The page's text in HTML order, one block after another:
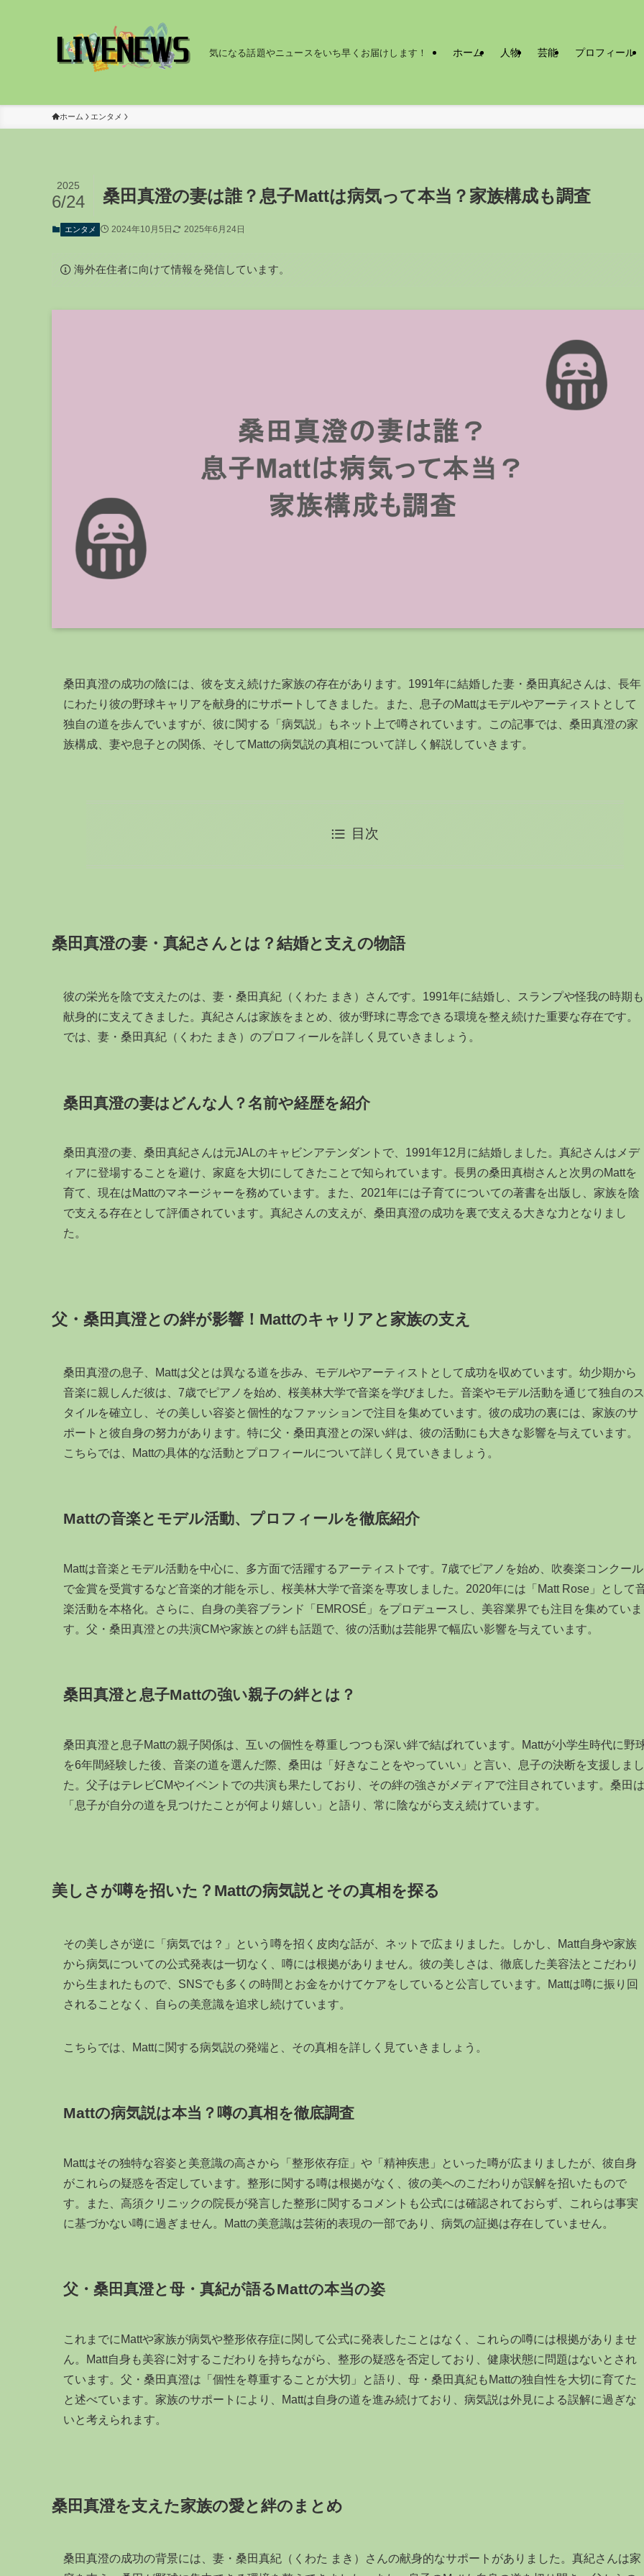
気になる話題やニュースをいち早くお届けします！ ホーム 人物 芸能 プロフィール
ホーム エンタメ
桑田真澄の妻は誰？息子Mattは病気って本当？家族構成も調査
2025
6/24
エンタメ 2024年10月5日 2025年6月24日
海外在住者に向けて情報を発信しています。
桑田真澄の成功の陰には、彼を支え続けた家族の存在があります。1991年に結婚した妻・桑田真紀さんは、長年
にわたり彼の野球キャリアを献身的にサポートしてきました。また、息子のMattはモデルやアーティストとして
独自の道を歩んでいますが、彼に関する「病気説」もネット上で噂されています。この記事では、桑田真澄の家
族構成、妻や息子との関係、そしてMattの病気説の真相について詳しく解説していきます。
目次
桑田真澄の妻・真紀さんとは？結婚と支えの物語
彼の栄光を陰で支えたのは、妻・桑田真紀（くわた まき）さんです。1991年に結婚し、スランプや怪我の時期も
献身的に支えてきました。真紀さんは家族をまとめ、彼が野球に専念できる環境を整え続けた重要な存在です。
では、妻・桑田真紀（くわた まき）のプロフィールを詳しく見ていきましょう。
桑田真澄の妻はどんな人？名前や経歴を紹介
桑田真澄の妻、桑田真紀さんは元JALのキャビンアテンダントで、1991年12月に結婚しました。真紀さんはメデ
ィアに登場することを避け、家庭を大切にしてきたことで知られています。長男の桑田真樹さんと次男のMattを
育て、現在はMattのマネージャーを務めています。また、2021年には子育てについての著書を出版し、家族を陰
で支える存在として評価されています。真紀さんの支えが、桑田真澄の成功を裏で支える大きな力となりまし
た。
父・桑田真澄との絆が影響！Mattのキャリアと家族の支え
桑田真澄の息子、Mattは父とは異なる道を歩み、モデルやアーティストとして成功を収めています。幼少期から
音楽に親しんだ彼は、7歳でピアノを始め、桜美林大学で音楽を学びました。音楽やモデル活動を通じて独自のス
タイルを確立し、その美しい容姿と個性的なファッションで注目を集めています。彼の成功の裏には、家族のサ
ポートと彼自身の努力があります。特に父・桑田真澄との深い絆は、彼の活動にも大きな影響を与えています。
こちらでは、Mattの具体的な活動とプロフィールについて詳しく見ていきましょう。
Mattの音楽とモデル活動、プロフィールを徹底紹介
Mattは音楽とモデル活動を中心に、多方面で活躍するアーティストです。7歳でピアノを始め、吹奏楽コンクール
で金賞を受賞するなど音楽的才能を示し、桜美林大学で音楽を専攻しました。2020年には「Matt Rose」として
楽活動を本格化。さらに、自身の美容ブランド「EMROSÉ」をプロデュースし、美容業界でも注目を集めていま
す。父・桑田真澄との共演CMや家族との絆も話題で、彼の活動は芸能界で幅広い影響を与えています。
桑田真澄と息子Mattの強い親子の絆とは？
桑田真澄と息子Mattの親子関係は、互いの個性を尊重しつつも深い絆で結ばれています。Mattが小学生時代に野
を6年間経験した後、音楽の道を選んだ際、桑田は「好きなことをやっていい」と言い、息子の決断を支援しまし
た。父子はテレビCMやイベントでの共演も果たしており、その絆の強さがメディアで注目されています。桑田は
「息子が自分の道を見つけたことが何より嬉しい」と語り、常に陰ながら支え続けています。
美しさが噂を招いた？Mattの病気説とその真相を探る
その美しさが逆に「病気では？」という噂を招く皮肉な話が、ネットで広まりました。しかし、Matt自身や家族
から病気についての公式発表は一切なく、噂には根拠がありません。彼の美しさは、徹底した美容法とこだわり
から生まれたもので、SNSでも多くの時間とお金をかけてケアをしていると公言しています。Mattは噂に振り回
されることなく、自らの美意識を追求し続けています。
こちらでは、Mattに関する病気説の発端と、その真相を詳しく見ていきましょう。
Mattの病気説は本当？噂の真相を徹底調査
Mattはその独特な容姿と美意識の高さから「整形依存症」や「精神疾患」といった噂が広まりましたが、彼自身
がこれらの疑惑を否定しています。整形に関する噂は根拠がなく、彼の美へのこだわりが誤解を招いたもので
す。また、高須クリニックの院長が発言した整形に関するコメントも公式には確認されておらず、これらは事実
に基づかない噂に過ぎません。Mattの美意識は芸術的表現の一部であり、病気の証拠は存在していません。
父・桑田真澄と母・真紀が語るMattの本当の姿
これまでにMattや家族が病気や整形依存症に関して公式に発表したことはなく、これらの噂には根拠がありませ
ん。Matt自身も美容に対するこだわりを持ちながら、整形の疑惑を否定しており、健康状態に問題はないとされ
ています。父・桑田真澄は「個性を尊重することが大切」と語り、母・桑田真紀もMattの独自性を大切に育てた
と述べています。家族のサポートにより、Mattは自身の道を進み続けており、病気説は外見による誤解に過ぎな
いと考えられます。
桑田真澄を支えた家族の愛と絆のまとめ
桑田真澄の成功の背景には、妻・桑田真紀（くわた まき）さんの献身的なサポートがありました。真紀さんは家